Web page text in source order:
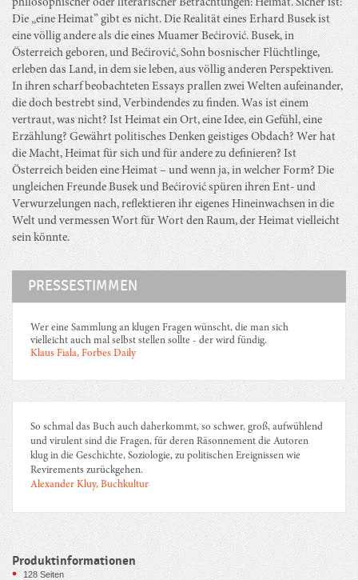
philosophischer oder literarischer Betrachtungen: Heimat. Sicher ist:
Die „eine Heimat” gibt es nicht. Die Realität eines Erhard Busek ist
eine völlig andere als die eines Muamer Bećirović. Busek, in
Österreich geboren, und Bećirović, Sohn bosnischer Flüchtlinge,
erleben das Land, in dem sie leben, aus völlig anderen Perspektiven.
In ihren scharf beobachteten Essays prallen zwei Welten aufeinander,
die doch bestrebt sind, Verbindendes zu finden. Was ist einem
vertraut, was nicht? Ist Heimat ein Ort, eine Idee, ein Gefühl, eine
Erzählung? Gewährt politisches Denken geistiges Obdach? Wer hat
die Macht, Heimat für sich und für andere zu definieren? Ist
Österreich beiden eine Heimat – und wenn ja, in welcher Form? Die
ungleichen Freunde Busek und Bećirović spüren ihren Ent- und
Verwurzelungen nach, reflektieren ihr eigenes Hineinwachsen in die
Welt und vermessen Wort für Wort den Raum, der Heimat vielleicht
sein könnte.
PRESSESTIMMEN
Wer eine Sammlung an klugen Fragen wünscht, die man sich
vielleicht auch mal selbst stellen sollte - der wird fündig.
Klaus Fiala, Forbes Daily
So schmal das Buch auch daherkommt, so schwer, groß, aufwühlend
und virulent sind die Fragen, für deren Räsonnement die Autoren
klug in die Geschichte, Soziologie, zu politischen Ereignissen wie
Revirements zurückgehen.
Alexander Kluy, Buchkultur
Produktinformationen
128Seiten